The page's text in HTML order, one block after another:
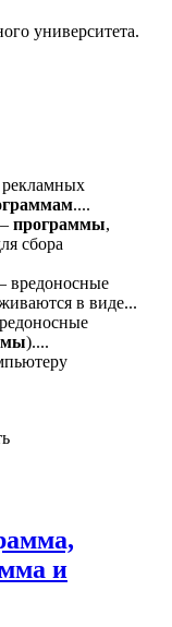
университета.
рекламных
....
– программы,
сбора
вредоносные
в виде...
)....
и